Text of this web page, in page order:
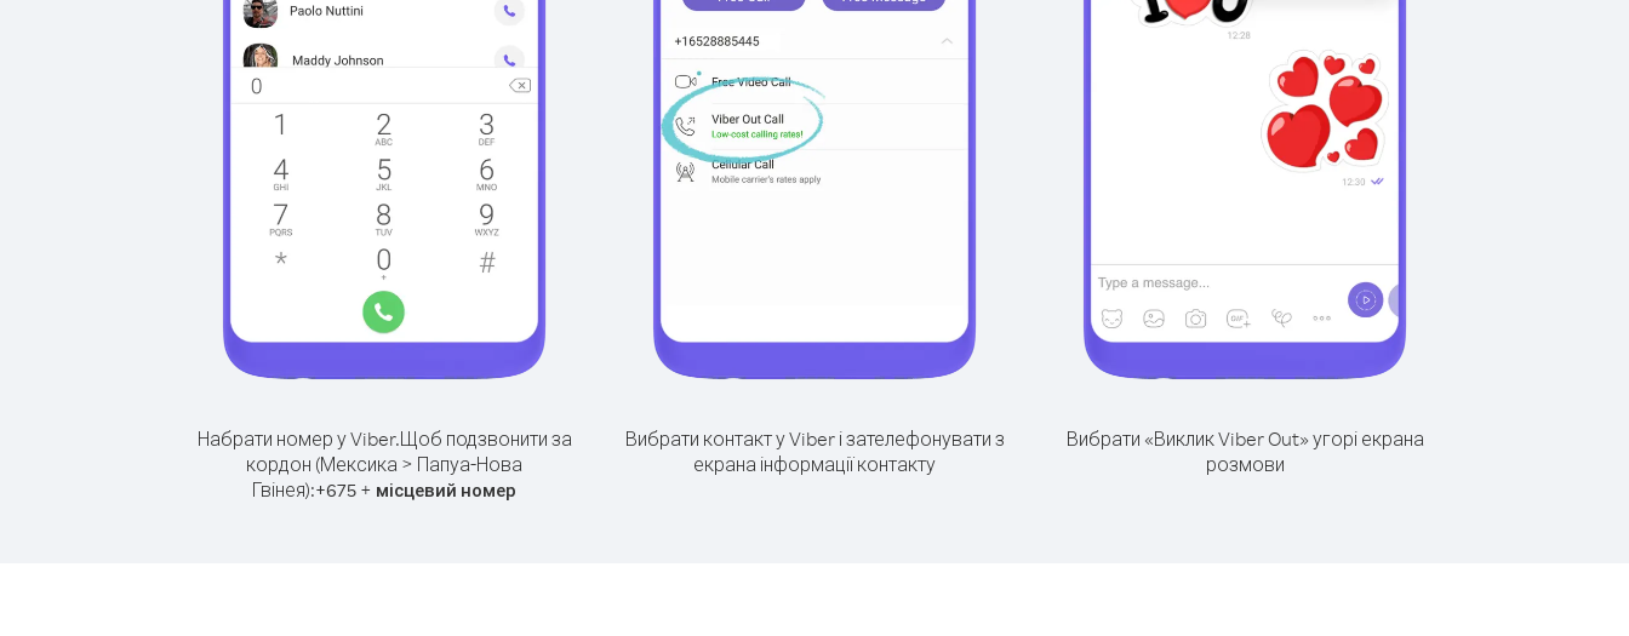
Набрати номер у Viber.Щоб подзвонити за
кордон (Мексика > Папуа-Нова
Гвінея):+675 + місцевий номер
Вибрати контакт у Viber і зателефонувати з
екрана інформації контакту
Вибрати «Виклик Viber Out» угорі екрана
розмови